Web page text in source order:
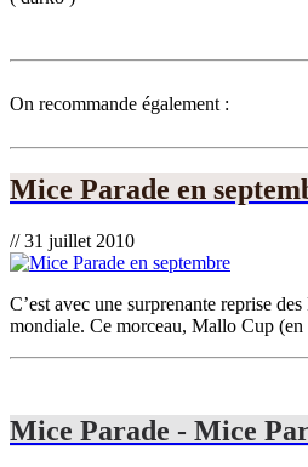
On recommande également :
Mice Parade en
// 31 juillet 2010
C’est avec une surprenante reprise
mondiale. Ce morceau, Mallo Cup (en
Mice Parade - Mice